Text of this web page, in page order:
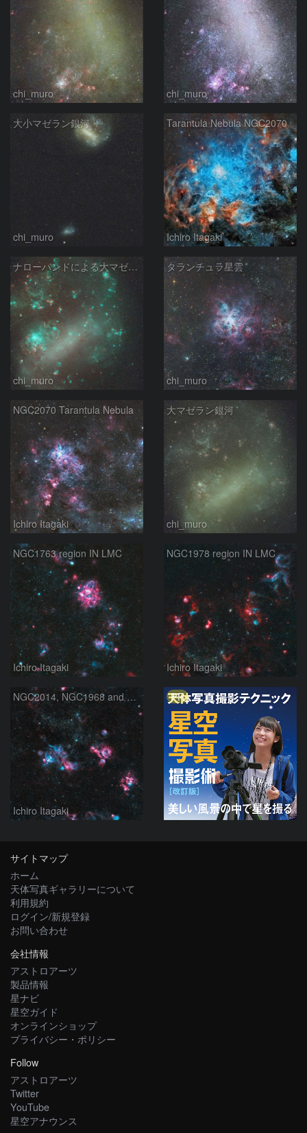
chi_muro chi_muro
大小マゼラン銀河
chi_muro
Tarantula Nebula NGC2070
Ichiro Itagaki
ナローバンドによる大マゼラン銀河
chi_muro
タランチュラ星雲
chi_muro
NGC2070 Tarantula Nebula
Ichiro Itagaki
大マゼラン銀河
chi_muro
NGC1763 region IN LMC
Ichiro Itagaki
NGC1978 region IN LMC
Ichiro Itagaki
NGC2014, NGC1968 and NGC1935 in Dorado
Ichiro Itagaki
PR
サイトマップ
ホーム
天体写真ギャラリーについて
利用規約
ログイン/新規登録
お問い合わせ
会社情報
アストロアーツ
製品情報
星ナビ
星空ガイド
オンラインショップ
プライバシー・ポリシー
Follow
アストロアーツ
Twitter
YouTube
星空アナウンス